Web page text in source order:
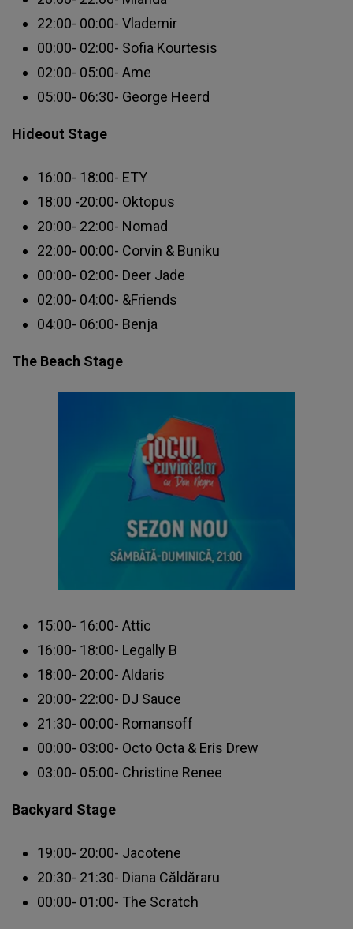
22:00- 00:00- Vlademir
00:00- 02:00- Sofia Kourtesis
02:00- 05:00- Ame
05:00- 06:30- George Heerd
Hideout Stage
16:00- 18:00- ETY
18:00 -20:00- Oktopus
20:00- 22:00- Nomad
22:00- 00:00- Corvin & Buniku
00:00- 02:00- Deer Jade
02:00- 04:00- &Friends
04:00- 06:00- Benja
The Beach Stage
15:00- 16:00- Attic
16:00- 18:00- Legally B
18:00- 20:00- Aldaris
20:00- 22:00- DJ Sauce
21:30- 00:00- Romansoff
00:00- 03:00- Octo Octa & Eris Drew
03:00- 05:00- Christine Renee
Backyard Stage
19:00- 20:00- Jacotene
20:30- 21:30- Diana Căldăraru
00:00- 01:00- The Scratch